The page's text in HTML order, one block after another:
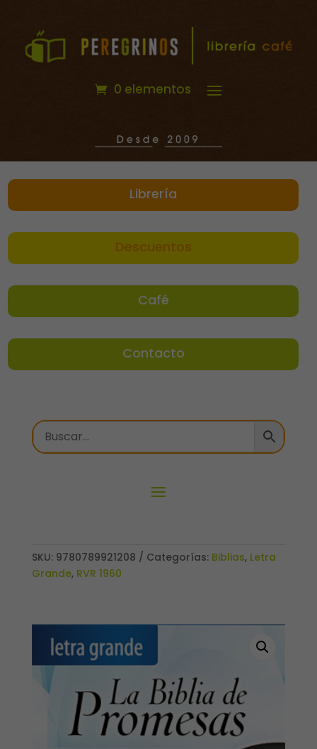
0 elementos
Librería
Descuentos
Café
Contacto
SKU: 9780789921208 Categorías: Biblias, Letra
Grande, RVR 1960